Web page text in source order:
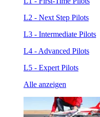
L2 - Next Step Pilots
L3 - Intermediate Pilots
L4 - Advanced Pilots
L5 - Expert Pilots
Alle anzeigen